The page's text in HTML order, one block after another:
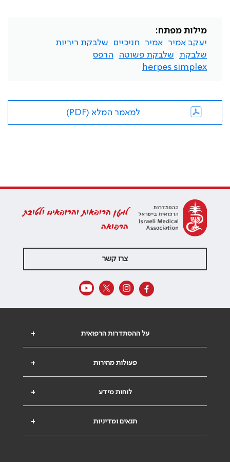
מילות מפתח:
יעקב אמיר
אמיר חניכיים
שלבקת ריריות
שלבקת
שלבקת פשוטה
הרפס
herpes simplex
למאמר המלא (PDF)
למען הרופאות והרופאים ולטובת
הרפואה
צרו קשר
+ על ההסתדרות הרפואית
+ פעולות מהירות
+ לוחות מידע
+ תנאים ומדיניות